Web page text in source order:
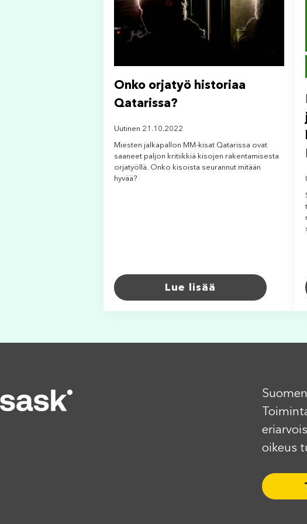
Onko orjatyö historiaa
Qatarissa?
Uutinen 21.10.2022
Miesten jalkapallon MM-kisat Qatarissa ovat
saaneet paljon kritiikkiä kisojen rakentamisesta
orjatyöllä. Onko kisoista seurannut mitään
hyvää?
Lue lisää
oikeus